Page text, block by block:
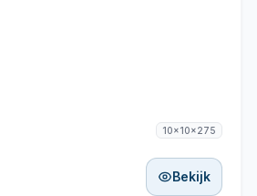
10x10x275
Bekijk